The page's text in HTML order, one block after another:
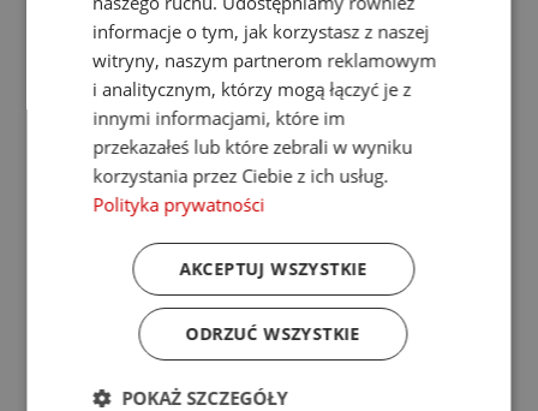
informacje o tym, jak korzystasz z naszej
witryny, naszym partnerom reklamowym
i analitycznym, którzy mogą łączyć je z
innymi informacjami, które im
przekazałeś lub które zebrali w wyniku
korzystania przez Ciebie z ich usług.
Polityka prywatności
AKCEPTUJ WSZYSTKIE
ODRZUĆ WSZYSTKIE
POKAŻ SZCZEGÓŁY